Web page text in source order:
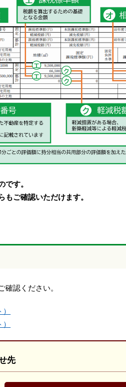
す。
ご確認いただけます。
認ください。
先